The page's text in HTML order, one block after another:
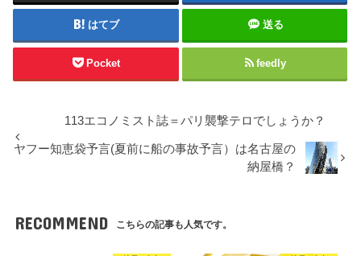
はてブ 送る
Pocket feedly
113エコノミスト誌＝パリ襲撃テロでしょうか？
ヤフー知恵袋予言(夏前に船の事故予言）は名古屋の
納屋橋？
RECOMMEND こちらの記事も人気です。